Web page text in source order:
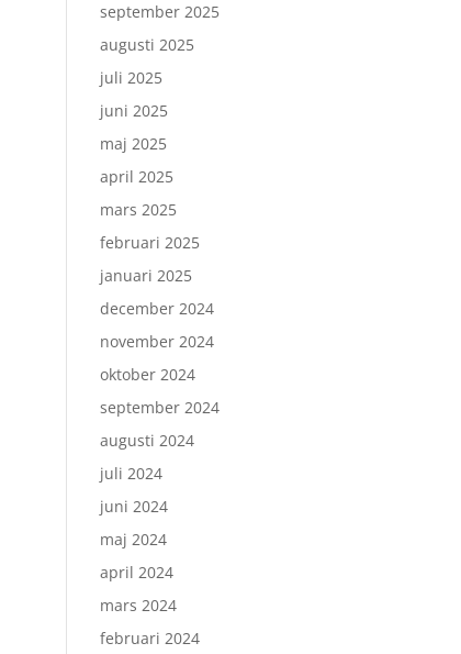
september 2025
augusti 2025
juli 2025
juni 2025
maj 2025
april 2025
mars 2025
februari 2025
januari 2025
december 2024
november 2024
oktober 2024
september 2024
augusti 2024
juli 2024
juni 2024
maj 2024
april 2024
mars 2024
februari 2024